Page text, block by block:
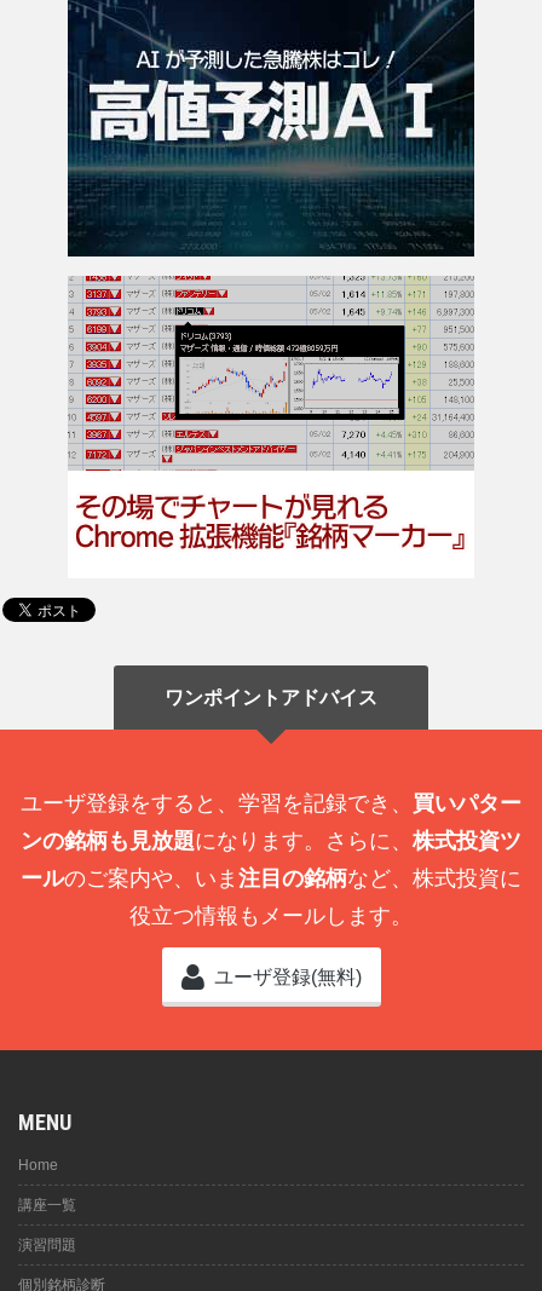
ワンポイントアドバイス
ユーザ登録をすると、学習を記録でき、 買いパター
ンの銘柄も見放題になります。さらに、 株式投資ツ
ールのご案内や、いま 注目の銘柄など、株式投資に
役立つ情報もメールします。
ユーザ登録(無料)
MENU
Home
講座一覧
演習問題
個別銘柄診断